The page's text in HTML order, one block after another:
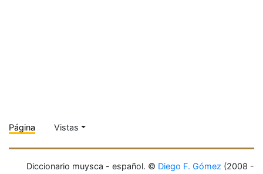
Página Vistas
Diccionario muysca - español. © Diego F. Gómez (2008 -